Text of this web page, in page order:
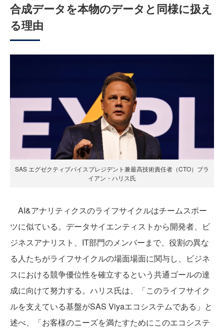
合成データを本物のデータと同様に扱え
る理由
SAS エグゼクティブバイスプレジデント兼最高技術責任者（CTO）ブラ
イアン・ハリス氏
AI&アナリティクスのライフサイクルはチームスポー
ツに似ている。データサイエンティストから開発者、ビ
ジネスアナリスト、IT部門のメンバーまで、役割の異な
る人たちがライフサイクルの場面場面に関与し、ビジネ
スにおける競争優位性を確立するという共通ゴールの達
成に向けて努力する。ハリス氏は、「このライフサイク
ルを支えている基盤がSAS Viyaエコシステムである」と
述べ、「お客様のニーズを満たすためにこのエコシステ